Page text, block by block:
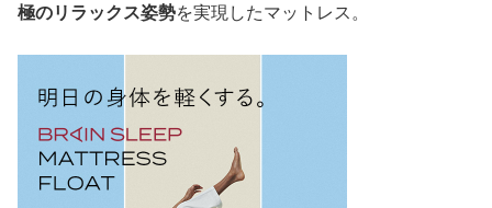
極のリラックス姿勢を実現したマットレス。